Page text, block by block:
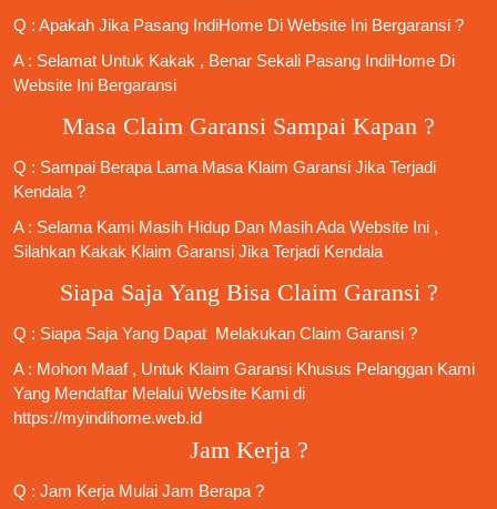
Q : Apakah Jika Pasang IndiHome Di Website Ini Bergaransi ?
A : Selamat Untuk Kakak , Benar Sekali Pasang IndiHome Di
Website Ini Bergaransi
Masa Claim Garansi Sampai Kapan ?
Q : Sampai Berapa Lama Masa Klaim Garansi Jika Terjadi
Kendala ?
A : Selama Kami Masih Hidup Dan Masih Ada Website Ini ,
Silahkan Kakak Klaim Garansi Jika Terjadi Kendala
Siapa Saja Yang Bisa Claim Garansi ?
Q : Siapa Saja Yang Dapat Melakukan Claim Garansi ?
A : Mohon Maaf , Untuk Klaim Garansi Khusus Pelanggan Kami
Yang Mendaftar Melalui Website Kami di
https://myindihome.web.id
Jam Kerja ?
Q : Jam Kerja Mulai Jam Berapa ?